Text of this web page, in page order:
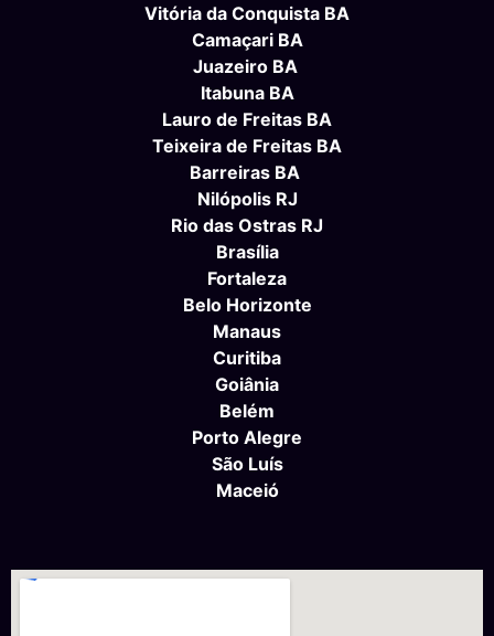
Vitória da Conquista BA
Camaçari BA
Juazeiro BA
Itabuna BA
Lauro de Freitas BA
Teixeira de Freitas BA
Barreiras BA
Nilópolis RJ
Rio das Ostras RJ
Brasília
Fortaleza
Belo Horizonte
Manaus
Curitiba
Goiânia
Belém
Porto Alegre
São Luís
Maceió